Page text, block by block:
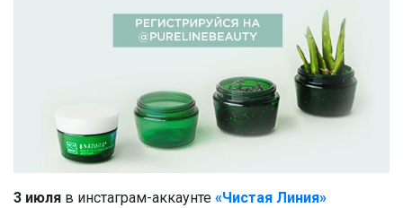
3 июля в инстаграм-аккаунте «Чистая Линия»